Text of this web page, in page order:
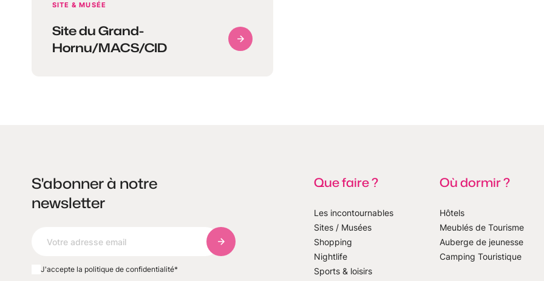
SITE & MUSÉE
Site du Grand-
Hornu/MACS/CID
S'abonner à notre
newsletter
S'abonner à notre newsletter
J'accepte la politique de confidentialité*
Que faire ?
Les incontournables
Sites / Musées
Shopping
Nightlife
Sports & loisirs
Où dormir ?
Hôtels
Meublés de Tourisme
Auberge de jeunesse
Camping Touristique